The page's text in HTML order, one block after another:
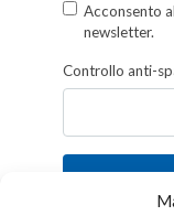
Acconsento
newsletter.
Controllo anti-